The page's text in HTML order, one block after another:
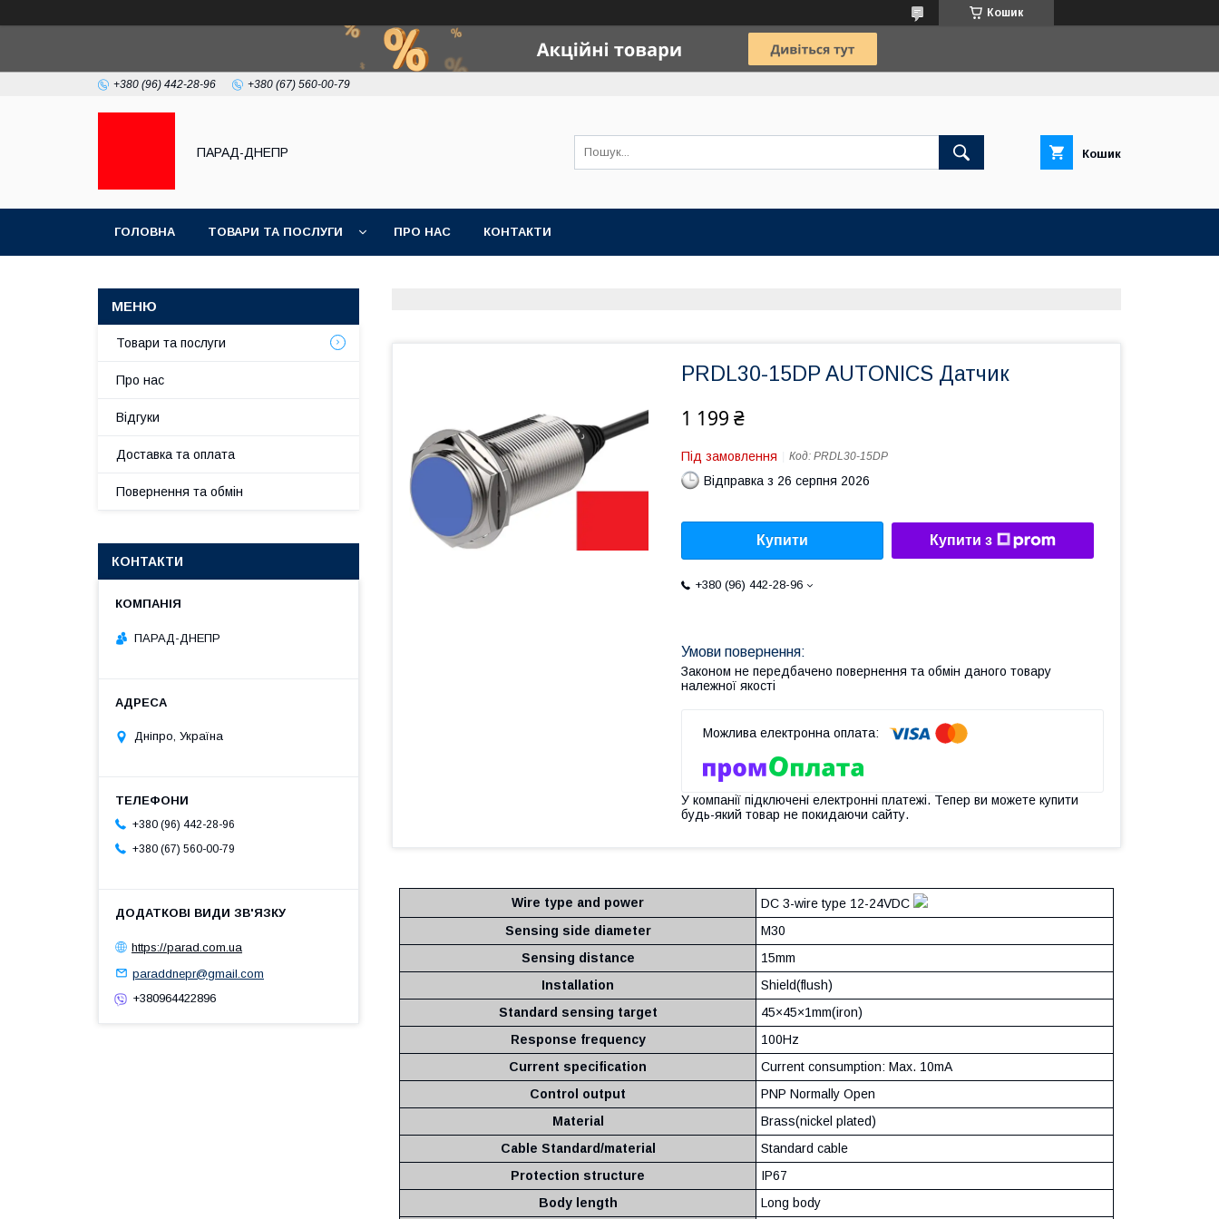
Кошик
+380 (96) 442-28-96 +380 (67) 560-00-79
ПАРАД-ДНЕПР Кошик
ГОЛОВНА ТОВАРИ ТА ПОСЛУГИ ПРО НАС КОНТАКТИ
PRDL30-15DP AUTONICS Датчик
1 199 ₴
Під замовлення Код: PRDL30-15DP
Відправка з 26 серпня 2026
Купити Купити з
+380 (96) 442-28-96
Законом не передбачено повернення та обмін даного товару
належної якості
У компанії підключені електронні платежі. Тепер ви можете купити
будь-який товар не покидаючи сайту.
Wire type and power
DC 3-wire type 12-24VDC
Sensing side diameter
M30
Sensing distance
15mm
Installation
Shield(flush)
Standard sensing target
45×45×1mm(iron)
Response frequency
100Hz
Current specification
Current consumption: Max. 10mA
Control output
PNP Normally Open
Material
Brass(nickel plated)
Cable Standard/material
Standard cable
Protection structure
IP67
Body length
Long body
Товари та послуги
Про нас
Відгуки
Доставка та оплата
Повернення та обмін
КОНТАКТИ
ПАРАД-ДНЕПР
Дніпро, Україна
+380 (96) 442-28-96
+380 (67) 560-00-79
https://parad.com.ua
paraddnepr@gmail.com
+380964422896